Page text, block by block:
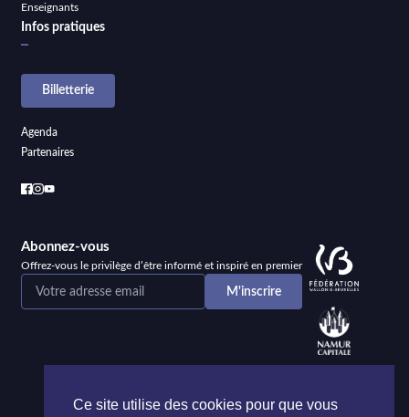
Enseignants
Infos pratiques
Billetterie
Agenda
Partenaires
Abonnez-vous
Offrez-vous le privilège d’être informé et inspiré en premier
Ce site utilise des cookies pour que vous